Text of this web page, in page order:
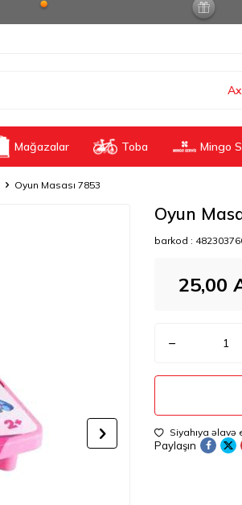
Mağazalar Toba Mingo
Oyun Masası 7853
Oyun
barkod :
25,00
Siyahıya əlavə
Paylaşın